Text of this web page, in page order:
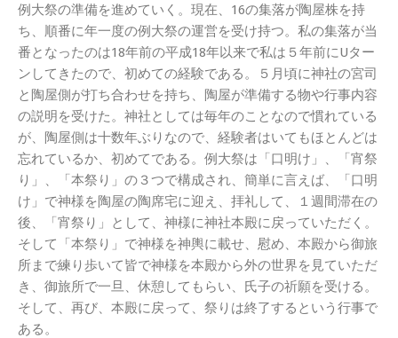
例大祭の準備を進めていく。現在、16の集落が陶屋株を持
ち、順番に年一度の例大祭の運営を受け持つ。私の集落が当
番となったのは18年前の平成18年以来で私は５年前にUター
ンしてきたので、初めての経験である。５月頃に神社の宮司
と陶屋側が打ち合わせを持ち、陶屋が準備する物や行事内容
の説明を受けた。神社としては毎年のことなので慣れている
が、陶屋側は十数年ぶりなので、経験者はいてもほとんどは
忘れているか、初めてである。例大祭は「口明け」、「宵祭
り」、「本祭り」の３つで構成され、簡単に言えば、「口明
け」で神様を陶屋の陶席宅に迎え、拝礼して、１週間滞在の
後、「宵祭り」として、神様に神社本殿に戻っていただく。
そして「本祭り」で神様を神輿に載せ、慰め、本殿から御旅
所まで練り歩いて皆で神様を本殿から外の世界を見ていただ
き、御旅所で一旦、休憩してもらい、氏子の祈願を受ける。
そして、再び、本殿に戻って、祭りは終了するという行事で
ある。